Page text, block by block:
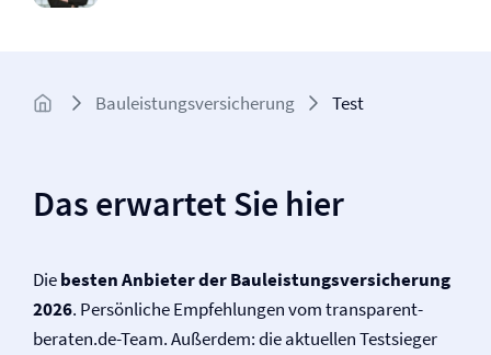
Bauleistungs­versicherung Test
Das erwartet Sie hier
Diebesten Anbieter der Bauleistungs­versicherung
2026. Persönliche Empfehlungen vom transparent-
beraten.de-Team. Außerdem: die aktuellen Testsieger